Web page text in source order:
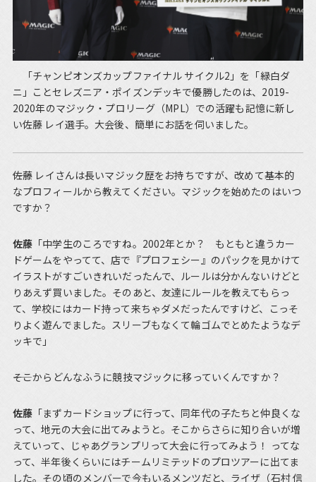
「チャンピオンズカップファイナル サイクル2」を「緑白ダ
ニ」ことセレズニア・ポイズンデッキで優勝したのは、2019-
2020年のマジック・プロリーグ（MPL）での活躍も記憶に新し
い佐藤 レイ選手。大会後、簡単にお話を伺いました。
――佐藤 レイさんは長いマジック歴をお持ちですが、改めて基本的
なプロフィールから教えてください。マジックを始めたのはいつ
ですか？
佐藤 「中学生のころですね。2002年とか？ もともと違うカー
ドゲームをやってて、店で『プロフェシー』のパックを見かけて
イラストがすごいきれいだったんで、ルールは分かんないけどと
りあえず買いました。そのあと、友達にルールを教えてもらっ
て、学校にはカード持って来ちゃダメだったんですけど、こっそ
りよく遊んでました。スリーブもなくて輪ゴムでとめたようなデ
ッキで」
――そこからどんなふうに競技マジックに移っていくんですか？
佐藤 「まずカードショップに行って、同年代の子たちと仲良くな
って、地元の大会に出てみようと。そこからさらに知り合いが増
えていって、じゃあグランプリって大会に行ってみよう！ ってな
って、半年後くらいにはチームリミテッドのプロツアーに出てま
した。その頃のメンバーで今もいるメンツだと、ライザ（石村 信